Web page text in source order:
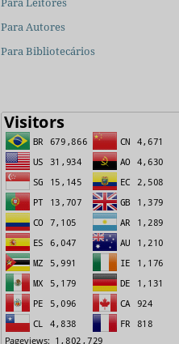
Para Autores
Para Bibliotecários